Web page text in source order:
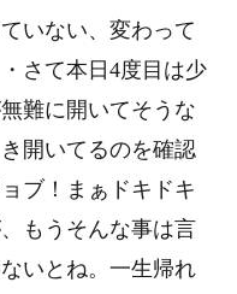
いない、変わって
さて本日4度目は少
難に開いてそうな
開いてるのを確認
ブ！まぁドキドキ
もうそんな事は言
いとね。一生帰れ